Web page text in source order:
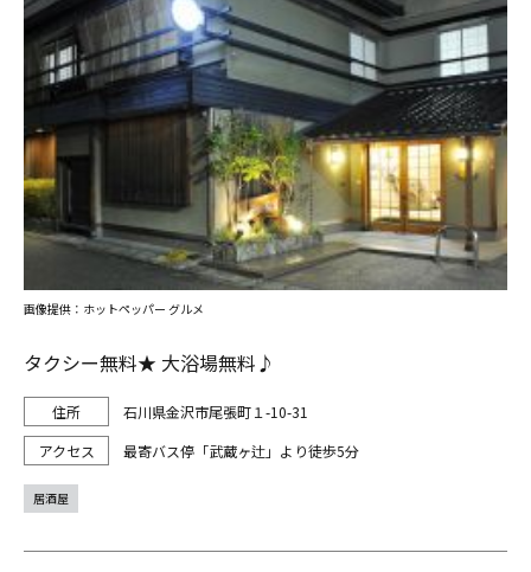
タクシー無料★ 大浴場無料♪
石川県金沢市尾張町１-10-31
最寄バス停「武蔵ヶ辻」より徒歩5分
画像提供：ホットペッパー グルメ
居酒屋